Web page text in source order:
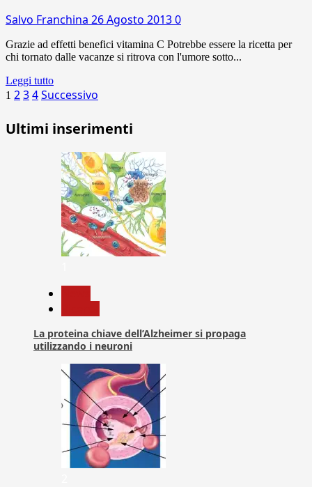
Salvo Franchina 26 Agosto 20130
Grazie ad effetti benefici vitamina C Potrebbe essere la ricetta per
chi tornato dalle vacanze si ritrova con l'umore sotto...
Leggi tutto
Paginazione
degli
articoli
1 234Successivo
Ultimi inserimenti
La proteina chiave dell’Alzheimer si propaga
utilizzando i neuroni